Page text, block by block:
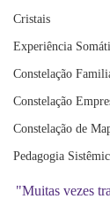
Cristais
Experiência
Constelação
Constelação
Constelação de
Pedagogia
"Muitas vezes